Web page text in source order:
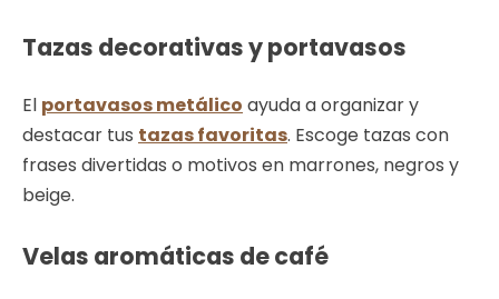
Tazas decorativas y portavasos
El portavasos metálico ayuda a organizar y
destacar tus tazas favoritas. Escoge tazas con
frases divertidas o motivos en marrones, negros y
beige.
Velas aromáticas de café